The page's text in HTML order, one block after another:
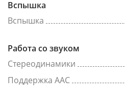
Вспышка
Вспышка
Работа со звуком
Стереодинамики
Поддержка AAC